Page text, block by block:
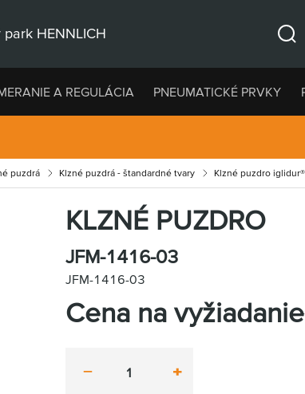
HENNLICH
A REGULÁCIA PNEUMATICKÉ PRVKY
puzdrá Klzné puzdrá - štandardné tvary Klzné puzdro
KLZNÉ PUZDRO
JFM-1416-03
JFM-1416-03
Cena na vyžiadanie
plus